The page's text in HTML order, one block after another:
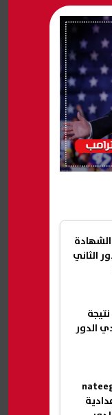
2026 الدور الثاني
الدور